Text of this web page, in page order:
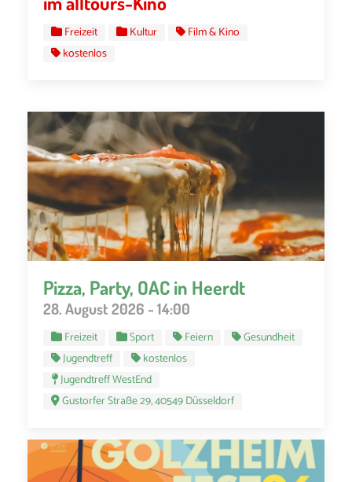
Freizeit Kultur
Film & Kino
kostenlos
Pizza, Party, OAC in Heerdt
28. August 2026 - 14:00
Freizeit Sport Feiern
Gesundheit
Jugendtreff
kostenlos
Jugendtreff WestEnd
Gustorfer Straße 29, 40549 Düsseldorf